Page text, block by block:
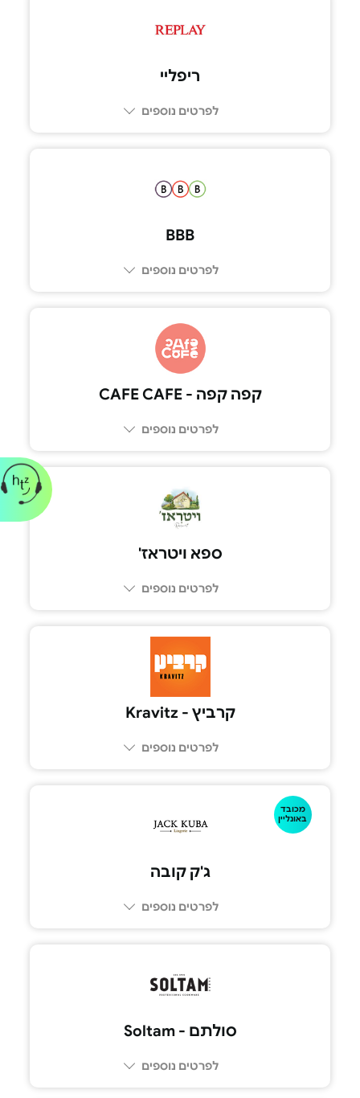
ריפליי
לפרטים נוספים
BBB
לפרטים נוספים
קפה קפה - CAFE CAFE
לפרטים נוספים
ספא ויטראז'
לפרטים נוספים
קרביץ - Kravitz
לפרטים נוספים
מכובד
באונליין
ג'ק קובה
לפרטים נוספים
סולתם - Soltam
לפרטים נוספים